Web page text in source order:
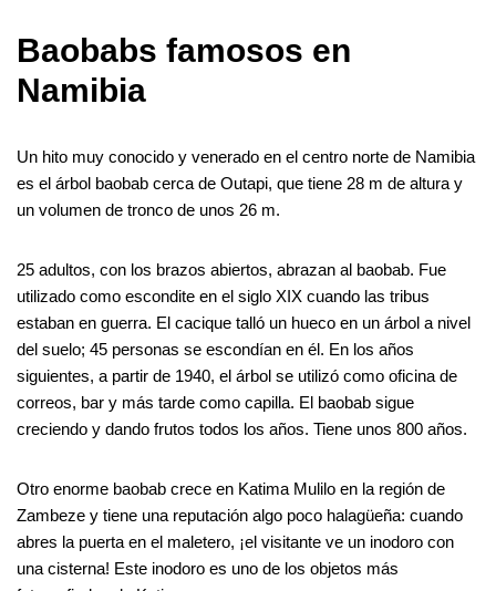
Baobabs famosos en
Namibia
Un hito muy conocido y venerado en el centro norte de Namibia
es el árbol baobab cerca de Outapi, que tiene 28 m de altura y
un volumen de tronco de unos 26 m.
25 adultos, con los brazos abiertos, abrazan al baobab. Fue
utilizado como escondite en el siglo XIX cuando las tribus
estaban en guerra. El cacique talló un hueco en un árbol a nivel
del suelo; 45 personas se escondían en él. En los años
siguientes, a partir de 1940, el árbol se utilizó como oficina de
correos, bar y más tarde como capilla. El baobab sigue
creciendo y dando frutos todos los años. Tiene unos 800 años.
Otro enorme baobab crece en Katima Mulilo en la región de
Zambeze y tiene una reputación algo poco halagüeña: cuando
abres la puerta en el maletero, ¡el visitante ve un inodoro con
una cisterna! Este inodoro es uno de los objetos más